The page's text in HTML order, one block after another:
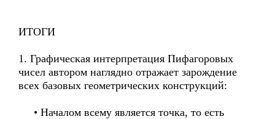
ИТОГИ
1. Графическая интерпретация Пифагоровых
чисел автором наглядно отражает зарождение
всех базовых геометрических конструкций:
• Началом всему является точка, то есть